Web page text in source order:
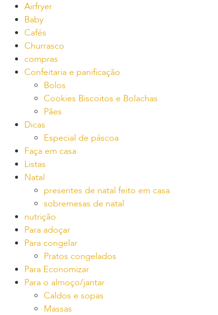
Airfryer
Baby
Cafés
Churrasco
compras
Confeitaria e panificação
Bolos
Cookies Biscoitos e Bolachas
Pães
Dicas
Especial de páscoa
Faça em casa
Listas
Natal
presentes de natal feito em casa
sobremesas de natal
nutrição
Para adoçar
Para congelar
Pratos congelados
Para Economizar
Para o almoço/jantar
Caldos e sopas
Massas